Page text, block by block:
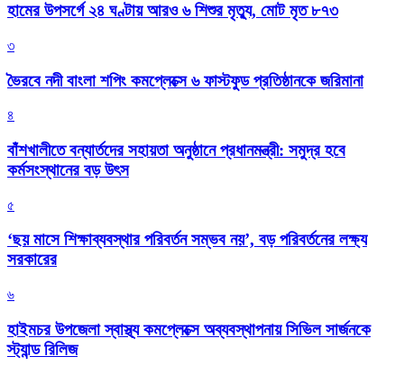
হামের উপসর্গে ২৪ ঘণ্টায় আরও ৬ শিশুর মৃত্যু, মোট মৃত ৮৭৩
৩
ভৈরবে নদী বাংলা শপিং কমপ্লেক্সে ৬ ফাস্টফুড প্রতিষ্ঠানকে জরিমানা
৪
বাঁশখালীতে বন্যার্তদের সহায়তা অনুষ্ঠানে প্রধানমন্ত্রী: সমুদ্র হবে
কর্মসংস্থানের বড় উৎস
৫
‘ছয় মাসে শিক্ষাব্যবস্থার পরিবর্তন সম্ভব নয়’, বড় পরিবর্তনের লক্ষ্য
সরকারের
৬
হাইমচর উপজেলা স্বাস্থ্য কমপ্লেক্সে অব্যবস্থাপনায় সিভিল সার্জনকে
স্ট্যান্ড রিলিজ